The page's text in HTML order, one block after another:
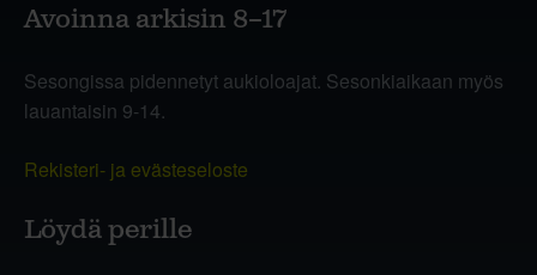
Avoinna arkisin 8–17
Sesongissa pidennetyt aukioloajat. Sesonkiaikaan myös
lauantaisin 9-14.
Rekisteri- ja evästeseloste
Löydä perille